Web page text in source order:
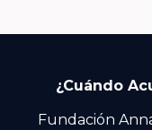
¿Cuándo
Fundación